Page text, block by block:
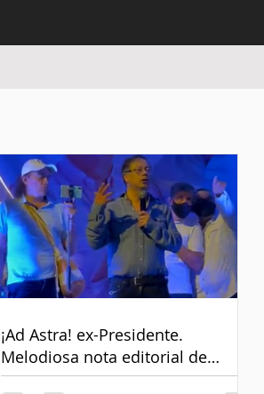
¡Ad Astra! ex-Presidente.
Melodiosa nota editorial de
despedida